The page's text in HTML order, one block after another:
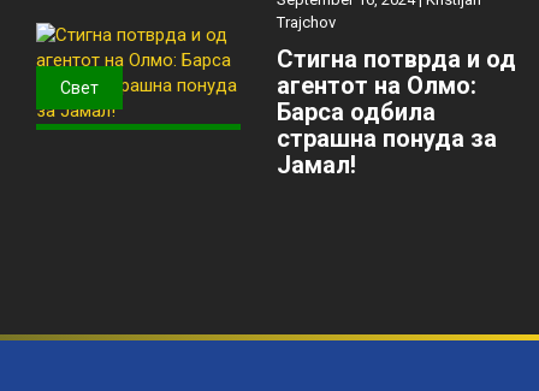
Свет
Trajchov
Стигна потврда и од
агентот на Олмо:
Барса одбила
страшна понуда за
Јамал!